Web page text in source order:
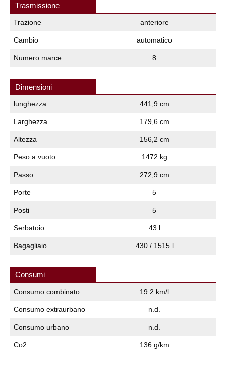
Trasmissione
Trazione anteriore
Cambio automatico
Numero marce 8
Dimensioni
lunghezza 441,9 cm
Larghezza 179,6 cm
Altezza 156,2 cm
Peso a vuoto 1472 kg
Passo 272,9 cm
Porte 5
Posti 5
Serbatoio 43 l
Bagagliaio 430 / 1515 l
Consumi
Consumo combinato 19.2 km/l
Consumo extraurbano n.d.
Consumo urbano n.d.
Co2 136 g/km